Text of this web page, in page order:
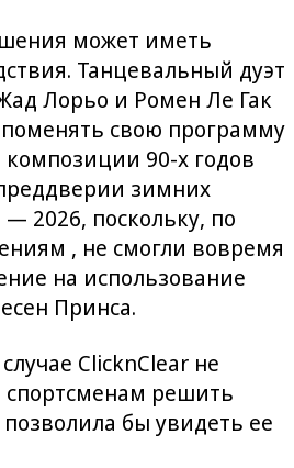
может иметь
Танцевальный дуэт
Лорьо и Ромен Ле Гак
свою программу
90-х годов
зимних
2026, поскольку, по
, не смогли вовремя
на использование
Принса.
ClicknClear не
решить
бы увидеть ее